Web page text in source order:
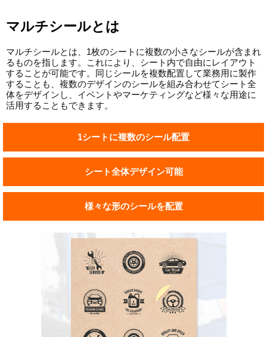
マルチシールとは
マルチシールとは、1枚のシートに複数の小さなシールが含まれ
るものを指します。これにより、シート内で自由にレイアウト
することが可能です。同じシールを複数配置して業務用に製作
することも、複数のデザインのシールを組み合わせてシート全
体をデザインし、イベントやマーケティングなど様々な用途に
活用することもできます。
1シートに複数のシール配置
シート全体デザイン可能
様々な形のシールを配置